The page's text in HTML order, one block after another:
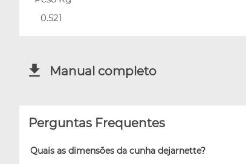
0.521
Manual completo
Perguntas Frequentes
Quais as dimensões da cunha dejarnette?